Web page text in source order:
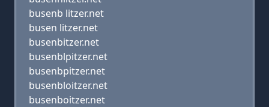
busenb litzer.net
busen litzer.net
busenbitzer.net
busenblpitzer.net
busenbpitzer.net
busenbloitzer.net
busenboitzer.net